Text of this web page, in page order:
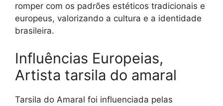
romper com os padrões estéticos tradicionais e
europeus, valorizando a cultura e a identidade
brasileira.
Influências Europeias,
Artista tarsila do amaral
Tarsila do Amaral foi influenciada pelas